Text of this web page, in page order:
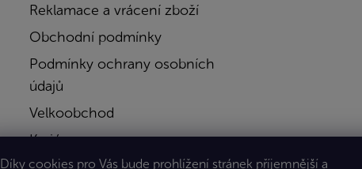
Díky cookies pro Vás bude prohlížení stránek příjemnější a
Reklamace a vrácení zboží
Obchodní podmínky
Podmínky ochrany osobních
údajů
Velkoobchod
Kariéra